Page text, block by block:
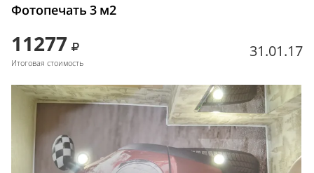
Фотопечать 3 м2
11277
Итоговая стоимость
31.01.17